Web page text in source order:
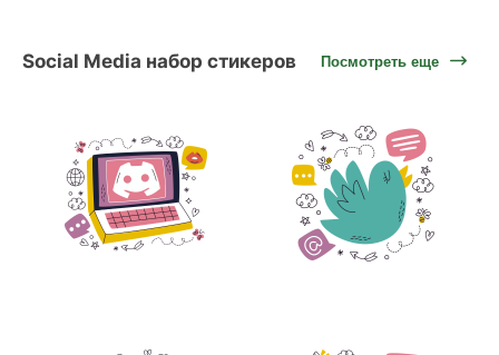
Social Media набор стикеров Посмотреть еще